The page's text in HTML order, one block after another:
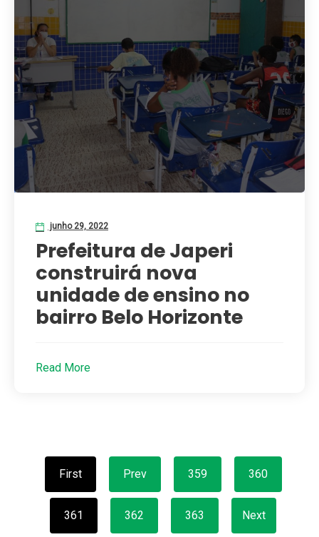
junho 29, 2022
Prefeitura de Japeri
construirá nova
unidade de ensino no
bairro Belo Horizonte
Read More
First Prev 359 360
361 362 363 Next